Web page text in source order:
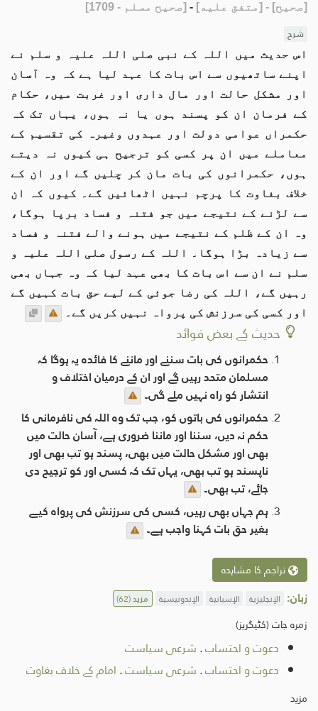
[صحيح] - [متفق عليه] - [صحيح مسلم - 1709]
شرح
اس حدیث میں اللہ کے نبی صلی اللہ علیہ و سلم نے
اپنے ساتھیوں سے اس بات کا عہد لیا ہے کہ وہ آسان
اور مشکل حالت اور مال داری اور غربت میں، حکام
کے فرمان ان کو پسند ہوں یا نہ ہوں، یہاں تک کہ
حکمراں عوامی دولت اور عہدوں وغیرہ کی تقسیم کے
معاملے میں ان پر کسی کو ترجیح ہی کیوں نہ دیتے
ہوں، حکمرانوں کی بات مان کر چلیں گے اور ان کے
خلاف بغاوت کا پرچم نہيں اٹھائیں گے۔ کیوں کہ ان
سے لڑنے کے نتیجے میں جو فتنہ و فساد برپا ہوگا،
وہ ان کے ظلم کے نتیجے میں ہونے والے فتنہ و فساد
سے زیادہ بڑا ہوگا۔ اللہ کے رسول صلی اللہ علیہ و
سلم نے ان سے اس بات کا بھی عہد لیا کہ وہ جہاں بھی
رہیں گے، اللہ کی رضا جوئی کے لیے حق بات کہیں گے
اور کسی کی سرزنش کی پرواہ نہیں کریں گے۔
حدیث کے بعض فوائد
حکمرانوں کی بات سننے اور ماننے کا فائدہ یہ ہوگا کہ
مسلمان متحد رہیں گے اور ان کے درمیان اختلاف و
انتشار کو راہ نہیں ملے گی۔
حکمرانوں کی باتوں کو، جب تک وہ اللہ کی نافرمانی کا
حکم نہ دیں، سننا اور ماننا ضروری ہے، آسان حالت میں
بھی اور مشکل حالت میں بھی، پسند ہو تب بھی اور
ناپسند ہو تب بھی، یہاں تک کہ کسی اور کو ترجیح دی
جائے، تب بھی۔
ہم جہاں بھی رہیں، کسی کی سرزنش کی پرواہ کیے
بغیر حق بات کہنا واجب ہے۔
تراجم کا مشاہدہ
زبان: الإنجليزية الإسبانية الإندونيسية مزید(62)
زمرہ جات (کٹیگریز)
دعوت و احتساب. شرعی سیاست
دعوت و احتساب. شرعی سیاست. امام کے خلاف بغاوت
مزید